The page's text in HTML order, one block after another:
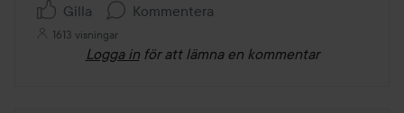
Gilla Kommentera
1613 visningar
Logga in för att lämna en kommentar